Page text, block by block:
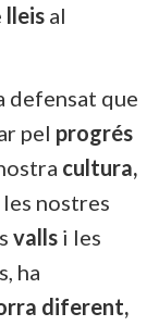
lleis al
defensat que
pel progrés
cultura,
nostres
valls i les
ha
diferent,